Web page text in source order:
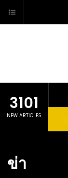
content
3101
NEW ARTICLES
ปในถัง จะได้ผล
expect that
fruit
ข่า